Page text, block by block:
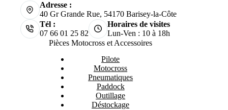
Adresse :
40 Gr Grande Rue, 54170 Barisey-la-Côte
Tél :
07 66 01 25 82
Horaires de visites
Lun-Ven : 10 à 18h
Pièces Motocross et Accessoires
Pilote
Motocross
Pneumatiques
Paddock
Outillage
Déstockage